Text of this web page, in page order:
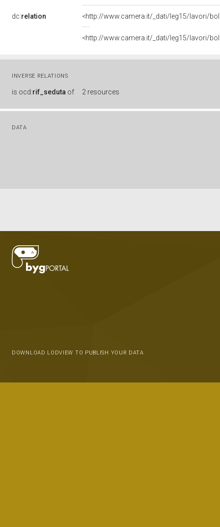
dc:relation <http://www.camera.it/_dati/leg15/lavori/
<http://www.camera.it/_dati/leg15/lavori/
INVERSE RELATIONS
is ocd:rif_seduta of 2 resources
DATA
DOWNLOAD LODVIEW TO PUBLISH YOUR DATA